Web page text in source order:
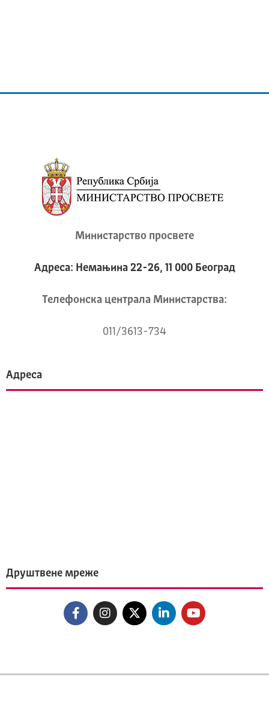
Министарство просвете
Адреса: Немањина 22-26, 11 000 Београд
Телeфонска централа Mинистарства:
011/3613-734
Адреса
Друштвене мреже